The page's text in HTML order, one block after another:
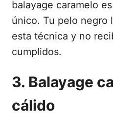
balayage caramelo
único. Tu pelo negro
esta técnica y no
cumplidos.
3. Balayage
cálido